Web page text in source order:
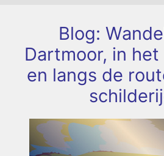
Blog:
Dartmoor, in
en langs de